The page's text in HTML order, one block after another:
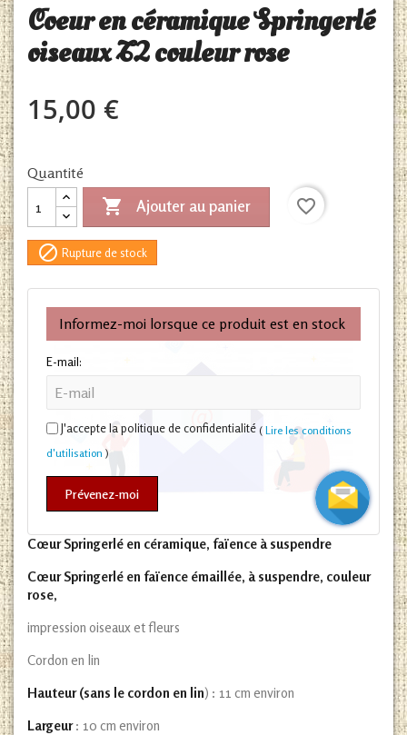
Coeur en céramique Springerlé
oiseaux T2 couleur rose
15,00 €
Quantité
 Ajouter au panier favorite_border
 Rupture de stock
Informez-moi lorsque ce produit est en stock
E-mail:
J'accepte la politique de confidentialité ( Lire les conditions
d'utilisation )
Prévenez-moi
Cœur Springerlé en céramique, faïence à suspendre
Cœur Springerlé en faïence émaillée, à suspendre, couleur
rose,
impression oiseaux et fleurs
Cordon en lin
Hauteur (sans le cordon en lin) : 11 cm environ
Largeur: 10 cm environ